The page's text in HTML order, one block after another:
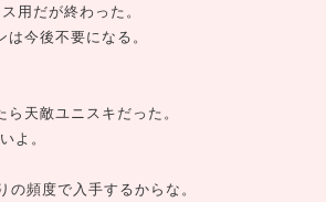
用だが終わった。
今後不要になる。
天敵ユニスキだった。
よ。
頻度で入手するからな。